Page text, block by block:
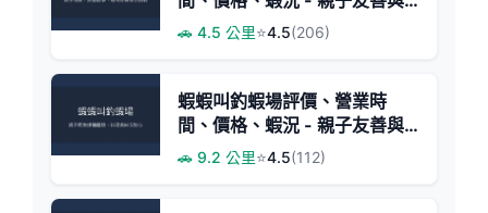
熱情教學
🚗 4.5 公里⭐4.5(206)
蝦蝦叫釣蝦場評價、營業時
間、價格、蝦況 - 親子友善與
美味料理
🚗 9.2 公里⭐4.5(112)